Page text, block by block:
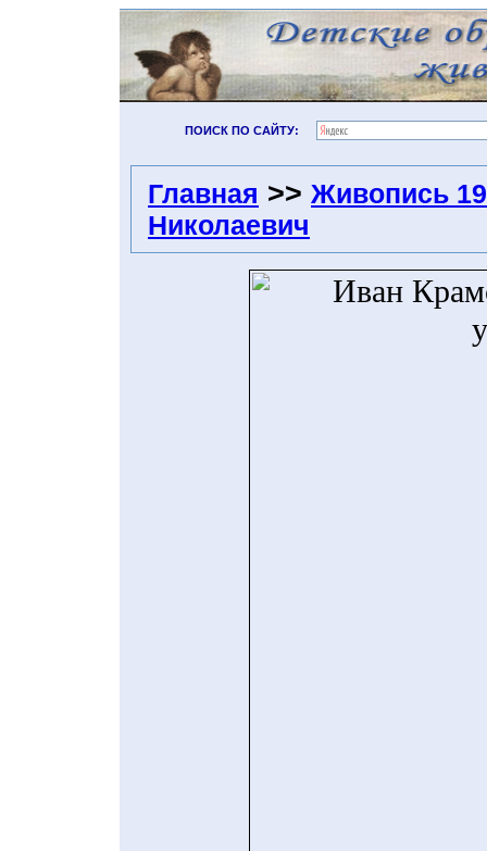
ПОИСК ПО САЙТУ:
Главная >> Живопись
Николаевич